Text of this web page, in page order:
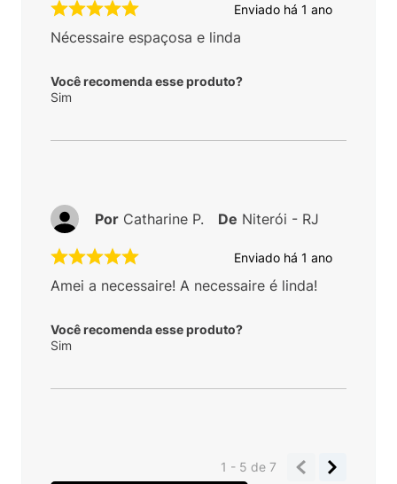
Enviado há 1 ano
Nécessaire espaçosa e linda
Você recomenda esse produto?
Sim
Enviado há 1 ano
Amei a necessaire! A necessaire é linda!
Você recomenda esse produto?
Sim
Por Catharine P. De Niterói - RJ
1 - 5de 7